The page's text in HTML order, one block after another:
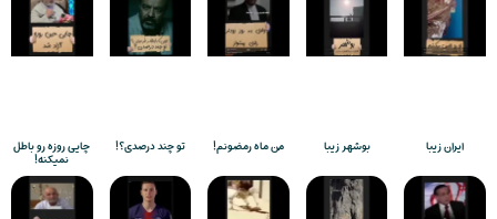
ایران زیبا بوشهر زیبا من ماه رمضونم! تو چند درصدی؟! چایی روزه رو باطل
نمیکنه!